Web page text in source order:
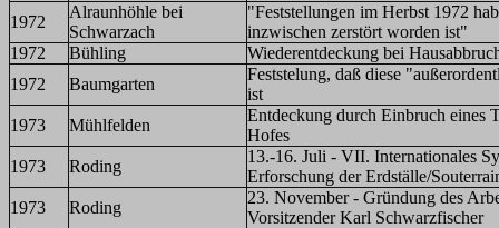
1972
Alraunhöhle bei
Schwarzach
"Feststellungen im Herbst 1972
inzwischen zerstört worden ist"
1972
Bühling
Wiederentdeckung bei
1972
Baumgarten
Feststelung, daß diese
ist
1973
Mühlfelden
Entdeckung durch Einbruch eines
Hofes
1973
Roding
13.-16. Juli - VII. Internationales
Erforschung der Erdställe/
1973
Roding
23. November - Gründung des
Vorsitzender Karl Schwarzfischer